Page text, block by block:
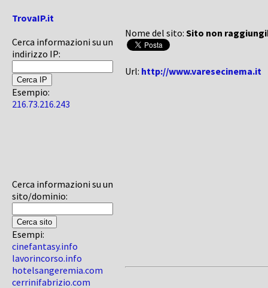
TrovaIP.it
Cerca informazioni su un
indirizzo IP:
Esempio:
216.73.216.243
Cerca informazioni su un
sito/dominio:
Esempi:
cinefantasy.info
lavorincorso.info
hotelsangeremia.com
cerrinifabrizio.com
Nome del sito: Sito non
Url: http://www.varesecinema.it